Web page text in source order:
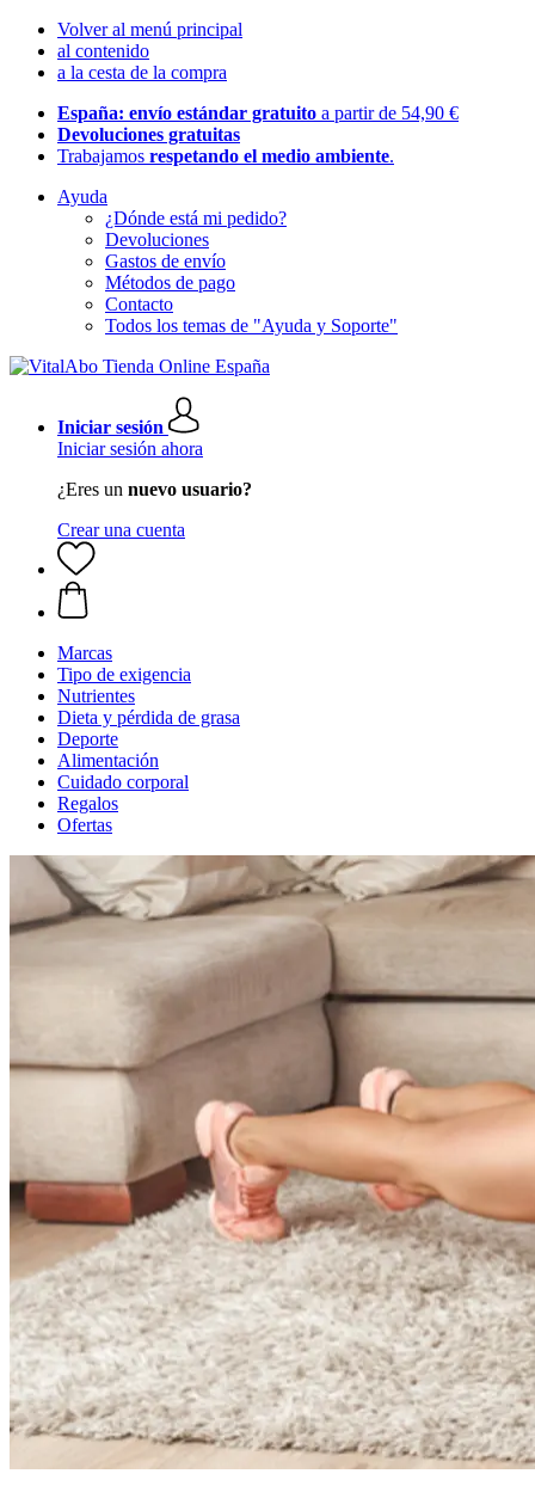
Volver al menú principal
al contenido
a la cesta de la compra
España: envío estándar gratuito a partir de 54,90 €
Devoluciones gratuitas
Trabajamos respetando el medio ambiente.
Ayuda
¿Dónde está mi pedido?
Devoluciones
Gastos de envío
Métodos de pago
Contacto
Todos los temas de "Ayuda y Soporte"
Iniciar sesión
Iniciar sesión ahora
¿Eres un nuevo usuario?
Crear una cuenta
Marcas
Tipo de exigencia
Nutrientes
Dieta y pérdida de grasa
Deporte
Alimentación
Cuidado corporal
Regalos
Ofertas